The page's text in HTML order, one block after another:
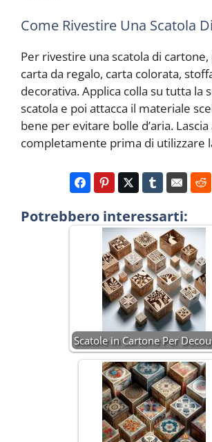
Come Rivestire Una Scatola
Per rivestire una scatola di
carta da regalo, carta colorata,
decorativa. Applica colla su tutta la
scatola e poi attacca il materiale
bene per evitare bolle d’aria.
completamente prima di utilizzare
Potrebbero interessarti:
Scatole in Cartone Per